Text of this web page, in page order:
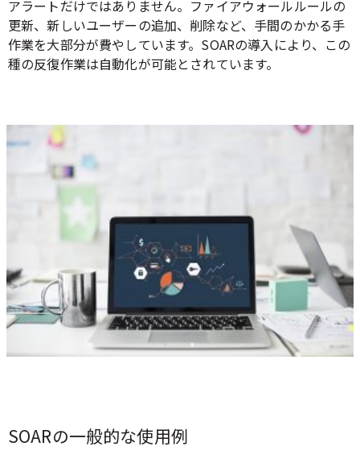
アラートだけではありません。ファイアウォールルールの
更新、新しいユーザーの追加、削除など、手間のかかる手
作業を大部分が費やしています。SOARの導入により、この
種の反復作業は自動化が可能とされています。
SOARの一般的な使用例